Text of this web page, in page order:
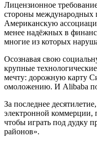
Лицензионное
стороны международных
Американскую
менее надёжных в
многие из которых
Осознавая свою
крупные
мечту: дорожную карту
омоложению. И Alibaba
За последнее
электронной коммерции,
чтобы играть под дудку
районов».